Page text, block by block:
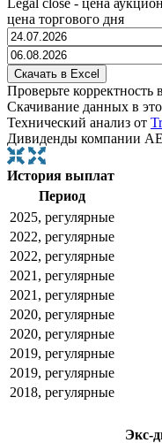
цена торгового дня
Проверьте корректность
Скачивание данных в
Технический анализ от
Дивиденды компании
История выплат
Период
2025, регулярные
2022, регулярные
2022, регулярные
2021, регулярные
2021, регулярные
2020, регулярные
2020, регулярные
2019, регулярные
2019, регулярные
2018, регулярные
Экс-